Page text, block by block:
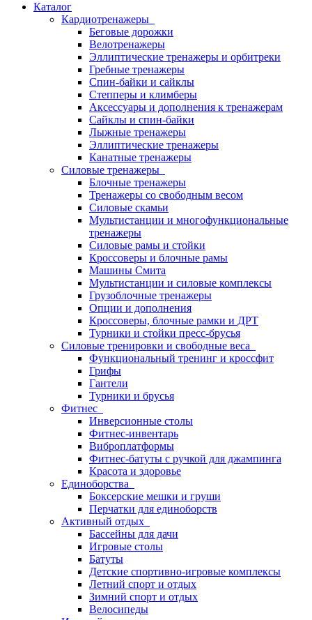
Каталог
Кардиотренажеры
Беговые дорожки
Велотренажеры
Эллиптические тренажеры и орбитреки
Гребные тренажеры
Спин-байки и сайклы
Степперы и климберы
Аксессуары и дополнения к тренажерам
Сайклы и спин-байки
Лыжные тренажеры
Эллиптические тренажеры
Канатные тренажеры
Силовые тренажеры
Блочные тренажеры
Тренажеры со свободным весом
Силовые скамьи
Мультистанции и многофункциональные
тренажеры
Силовые рамы и стойки
Кроссоверы и блочные рамы
Машины Смита
Мультистанции и силовые комплексы
Грузоблочные тренажеры
Опции и дополнения
Кроссоверы, блочные рамки и ДРТ
Турники и стойки пресс-брусья
Силовые тренировки и свободные веса
Функциональный тренинг и кроссфит
Грифы
Гантели
Турники и брусья
Фитнес
Инверсионные столы
Фитнес-инвентарь
Виброплатформы
Фитнес-батуты с ручкой для джампинга
Красота и здоровье
Единоборства
Боксерские мешки и груши
Перчатки для единоборств
Активный отдых
Бассейны для дачи
Игровые столы
Батуты
Детские спортивно-игровые комплексы
Летний спорт и отдых
Зимний спорт и отдых
Велосипеды